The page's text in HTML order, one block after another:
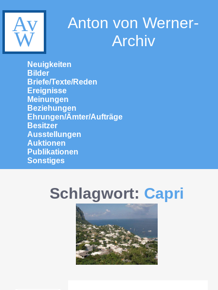
Anton von Werner-
Archiv
Neuigkeiten
Bilder
Briefe/Texte/Reden
Ereignisse
Meinungen
Beziehungen
Ehrungen/Ämter/Aufträge
Besitzer
Ausstellungen
Auktionen
Publikationen
Sonstiges
Schlagwort: Capri